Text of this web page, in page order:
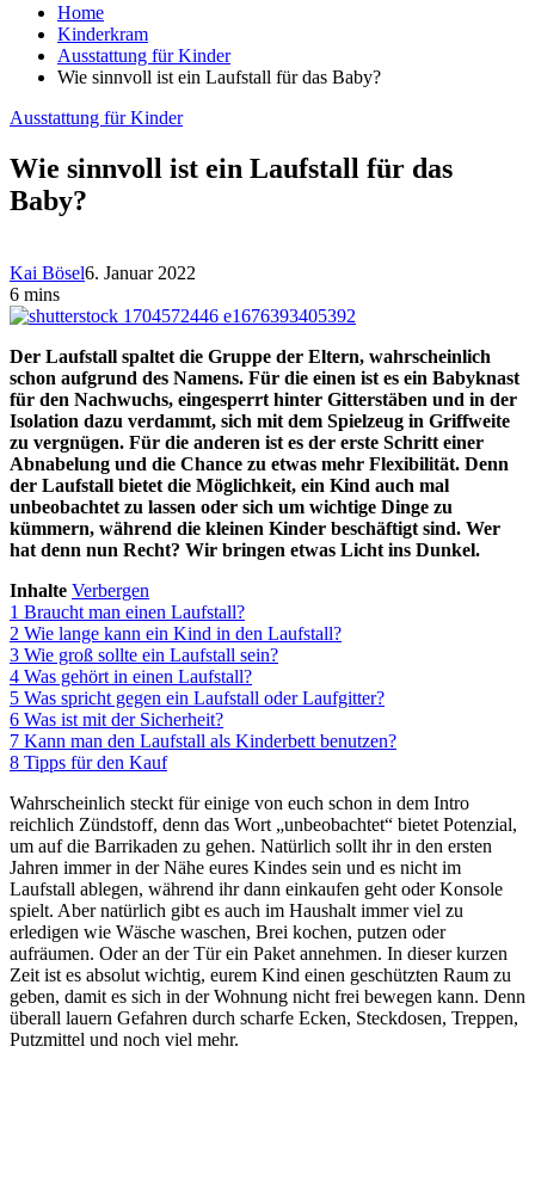
Home
Kinderkram
Ausstattung für Kinder
Wie sinnvoll ist ein Laufstall für das Baby?
Ausstattung für Kinder
Wie sinnvoll ist ein Laufstall für das
Baby?
Kai Bösel6. Januar 2022
6 mins
Der Laufstall spaltet die Gruppe der Eltern, wahrscheinlich
schon aufgrund des Namens. Für die einen ist es ein Babyknast
für den Nachwuchs, eingesperrt hinter Gitterstäben und in der
Isolation dazu verdammt, sich mit dem Spielzeug in Griffweite
zu vergnügen. Für die anderen ist es der erste Schritt einer
Abnabelung und die Chance zu etwas mehr Flexibilität. Denn
der Laufstall bietet die Möglichkeit, ein Kind auch mal
unbeobachtet zu lassen oder sich um wichtige Dinge zu
kümmern, während die kleinen Kinder beschäftigt sind. Wer
hat denn nun Recht? Wir bringen etwas Licht ins Dunkel.
Inhalte Verbergen
1 Braucht man einen Laufstall?
2 Wie lange kann ein Kind in den Laufstall?
3 Wie groß sollte ein Laufstall sein?
4 Was gehört in einen Laufstall?
5 Was spricht gegen ein Laufstall oder Laufgitter?
6 Was ist mit der Sicherheit?
7 Kann man den Laufstall als Kinderbett benutzen?
8 Tipps für den Kauf
Wahrscheinlich steckt für einige von euch schon in dem Intro
reichlich Zündstoff, denn das Wort „unbeobachtet“ bietet Potenzial,
um auf die Barrikaden zu gehen. Natürlich sollt ihr in den ersten
Jahren immer in der Nähe eures Kindes sein und es nicht im
Laufstall ablegen, während ihr dann einkaufen geht oder Konsole
spielt. Aber natürlich gibt es auch im Haushalt immer viel zu
erledigen wie Wäsche waschen, Brei kochen, putzen oder
aufräumen. Oder an der Tür ein Paket annehmen. In dieser kurzen
Zeit ist es absolut wichtig, eurem Kind einen geschützten Raum zu
geben, damit es sich in der Wohnung nicht frei bewegen kann. Denn
überall lauern Gefahren durch scharfe Ecken, Steckdosen, Treppen,
Putzmittel und noch viel mehr.